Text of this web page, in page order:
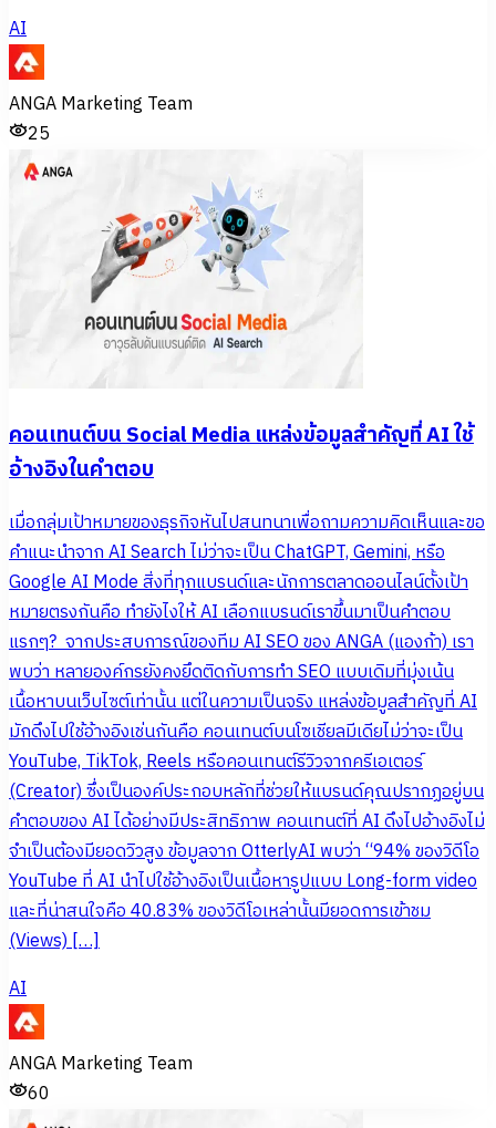
AI
ANGA Marketing Team
25
คอนเทนต์บน Social Media แหล่งข้อมูลสำคัญที่ AI ใช้
อ้างอิงในคำตอบ
เมื่อกลุ่มเป้าหมายของธุรกิจหันไปสนทนาเพื่อถามความคิดเห็นและขอ
คำแนะนำจาก AI Search ไม่ว่าจะเป็น ChatGPT, Gemini, หรือ
Google AI Mode สิ่งที่ทุกแบรนด์และนักการตลาดออนไลน์ตั้งเป้า
หมายตรงกันคือ ทำยังไงให้ AI เลือกแบรนด์เราขึ้นมาเป็นคำตอบ
แรกๆ? จากประสบการณ์ของทีม AI SEO ของ ANGA (แองก้า) เรา
พบว่า หลายองค์กรยังคงยึดติดกับการทำ SEO แบบเดิมที่มุ่งเน้น
เนื้อหาบนเว็บไซต์เท่านั้น แต่ในความเป็นจริง แหล่งข้อมูลสำคัญที่ AI
มักดึงไปใช้อ้างอิงเช่นกันคือ คอนเทนต์บนโซเชียลมีเดียไม่ว่าจะเป็น
YouTube, TikTok, Reels หรือคอนเทนต์รีวิวจากครีเอเตอร์
(Creator) ซึ่งเป็นองค์ประกอบหลักที่ช่วยให้แบรนด์คุณปรากฏอยู่บน
คำตอบของ AI ได้อย่างมีประสิทธิภาพ คอนเทนต์ที่ AI ดึงไปอ้างอิงไม่
จำเป็นต้องมียอดวิวสูง ข้อมูลจาก OtterlyAI พบว่า “94% ของวิดีโอ
YouTube ที่ AI นำไปใช้อ้างอิงเป็นเนื้อหารูปแบบ Long-form video
และที่น่าสนใจคือ 40.83% ของวิดีโอเหล่านั้นมียอดการเข้าชม
(Views) […]
AI
ANGA Marketing Team
60